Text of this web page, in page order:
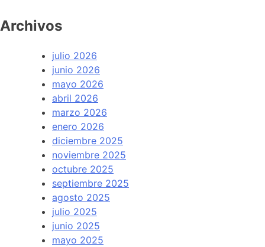
Archivos
julio 2026
junio 2026
mayo 2026
abril 2026
marzo 2026
enero 2026
diciembre 2025
noviembre 2025
octubre 2025
septiembre 2025
agosto 2025
julio 2025
junio 2025
mayo 2025